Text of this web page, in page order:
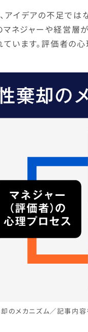
イデアの不足では
ネジャーや経営層
います。評価者の
のメカニズム／記事内容